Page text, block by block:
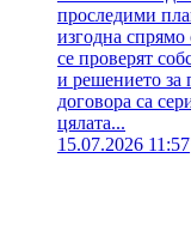
проследими
изгодна
се проверят
и решението за
договора са
цялата...
15.07.2026 11:57